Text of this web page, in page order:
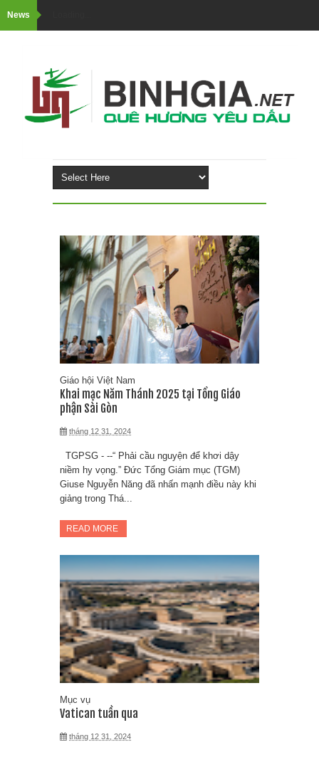
News
Giáo hội Việt Nam
Khai mạc Năm Thánh 2025 tại Tổng Giáo
phận Sài Gòn
tháng 12 31, 2024
TGPSG - --“ Phải cầu nguyện để khơi dậy
niềm hy vọng.” Đức Tổng Giám mục (TGM)
Giuse Nguyễn Năng đã nhấn mạnh điều này khi
giảng trong Thá...
READ MORE
Mục vụ
Vatican tuần qua
tháng 12 31, 2024